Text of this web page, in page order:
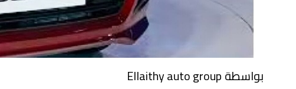
بواسطةEllaithy auto group